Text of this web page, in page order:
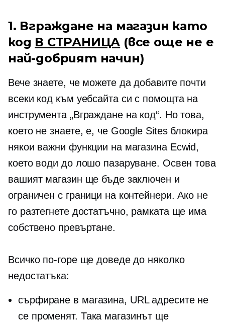
1. Вграждане на магазин като
код В СТРАНИЦА (все още не е
най-добрият начин)
Вече знаете, че можете да добавите почти
всеки код към уебсайта си с помощта на
инструмента „Вграждане на код“. Но това,
което не знаете, е, че Google Sites блокира
някои важни функции на магазина Ecwid,
което води до лошо пазаруване. Освен това
вашият магазин ще бъде заключен и
ограничен с граници на контейнери. Ако не
го разтегнете достатъчно, рамката ще има
собствено превъртане.
Всичко по-горе ще доведе до няколко
недостатъка:
сърфиране в магазина, URL адресите не
се променят. Така магазинът ще